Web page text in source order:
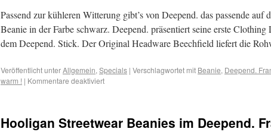
Passend zur kühleren Witterung gibt’s von Deepend. das passende auf
Beanie in der Farbe schwarz. Deepend. präsentiert seine erste
dem Deepend. Stick. Der Original Headware Beechfield liefert die
Veröffentlicht unterAllgemein, Specials | Verschlagwortet mit Beanie, Deepend.
warm ! | Kommentare deaktiviert
Hooligan Streetwear Beanies im Deepend.